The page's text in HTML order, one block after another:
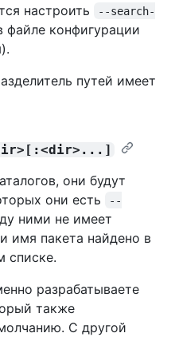
настроить
--search-
файле конфигурации
путей имеет
они будут
они есть
--
ними не имеет
имя пакета найдено в
списке.
разрабатываете
также
С другой